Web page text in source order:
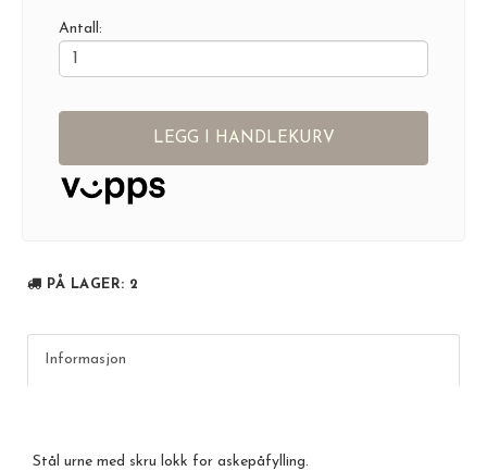
Antall:
LEGG I HANDLEKURV
PÅ LAGER: 2
Informasjon
Stål urne med skru lokk for askepåfylling.